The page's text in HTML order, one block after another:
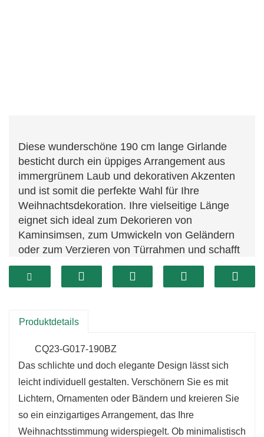
Diese wunderschöne 190 cm lange Girlande
besticht durch ein üppiges Arrangement aus
immergrünem Laub und dekorativen Akzenten
und ist somit die perfekte Wahl für Ihre
Weihnachtsdekoration. Ihre vielseitige Länge
eignet sich ideal zum Dekorieren von
Kaminsimsen, zum Umwickeln von Geländern
oder zum Verzieren von Türrahmen und schafft
in jedem Raum eine warme und einladende
Atmosphäre.
Produktdetails
CQ23-G017-190BZ
Das schlichte und doch elegante Design lässt sich
leicht individuell gestalten. Verschönern Sie es mit
Lichtern, Ornamenten oder Bändern und kreieren Sie
so ein einzigartiges Arrangement, das Ihre
Weihnachtsstimmung widerspiegelt. Ob minimalistisch